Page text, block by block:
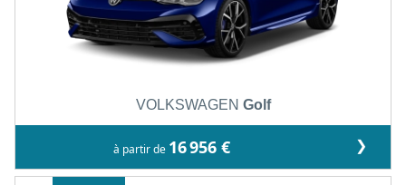
VOLKSWAGEN Golf
à partir de 16 956 € ❯